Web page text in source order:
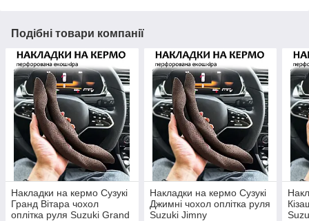
Подібні товари компанії
Накладки на кермо Сузукі
Гранд Вітара чохол
оплітка руля Suzuki Grand
Накладки на кермо Сузукі
Джимні чохол оплітка руля
Suzuki Jimny